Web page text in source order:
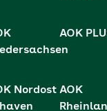
melden
Nordost
AOK
AOK